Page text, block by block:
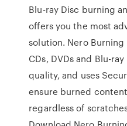
Blu-ray Disc burning
offers you the most
solution. Nero
CDs, DVDs and Blu-
quality, and uses
ensure burned
regardless of